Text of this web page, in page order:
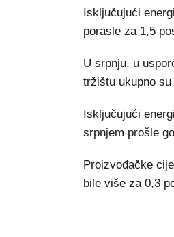
Isključujući
porasle za 1,5
U srpnju, u
tržištu ukupno
Isključujući
srpnjem prošle
Proizvođačke
bile više za 0,3